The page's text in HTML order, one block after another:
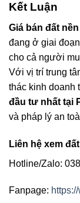
Kết Luận
Giá bán đất
đang ở giai đoạn
cho cả người
Với vị trí trung
thác kinh doanh
đầu tư nhất tại
và pháp lý an
Liên hệ xem
Hotline/Zalo:
Fanpage: